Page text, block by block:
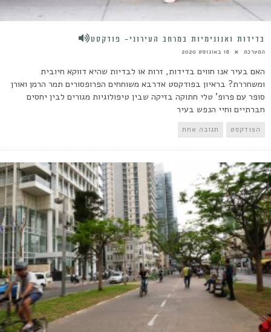
בדידות ואנונימיות במרחב העירוני- פודקסט
המערכת 18 באוגוסט 2020
האם בעיר אנו חווים בדידות, זרות או לבדיות שהיא דווקא חיובית
ומשחררת? בראיון בפודקסט אדרבא משוחחים הפרופסורים תמר הרמן ואורן
סופר עם פרופ' טלי חתוקה בזיקה שבין טיפולוגיות מגורים לבין יחסים
חברתיים וחיי הנפש בעיר
הפודקסט תגובה אחת